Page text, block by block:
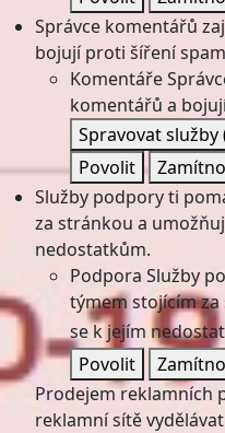
Správce komentářů
bojují proti šíření
Komentáře
komentářů a
Spravovat služby
Povolit
Služby podpory ti
za stránkou a
nedostatkům.
Podpora Služby
týmem stojícím
se k jejím
Povolit
Prodejem reklamních
reklamní sítě